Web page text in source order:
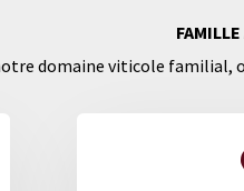
domaine viticole